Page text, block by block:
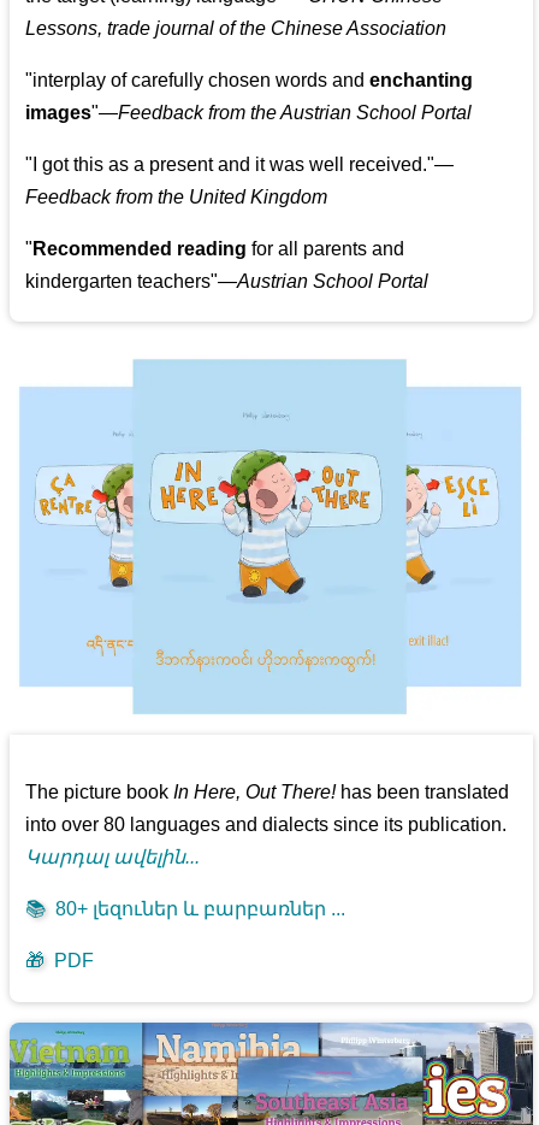
Lessons, trade journal of the Chinese Association
"interplay of carefully chosen words andenchanting
images"—Feedback from the Austrian School Portal
" I got this as a present and it was well received."—
Feedback from the United Kingdom
" Recommended reading for all parents and
kindergarten teachers"—Austrian School Portal
The picture bookIn Here, Out There!has been translated
into over 80 languages and dialects since its publication.
Կարդալ ավելին...
📚 80+ լեզուներ և բարբառներ ...
🎁 PDF